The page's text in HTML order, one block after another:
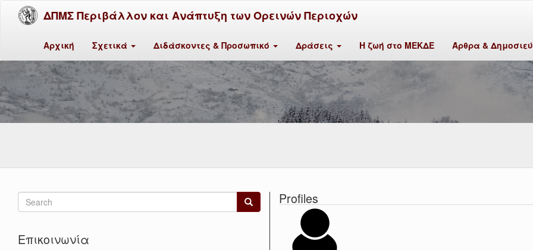
ΔΠΜΣ Περιβάλλον και Ανάπτυξη των Ορεινών Περιοχών
Αρχική Σχετικά Διδάσκοντες & Προσωπικό Δράσεις Η ζωή στο ΜΕΚΔΕ Άρθρα &
Profiles
Search
form
Επικοινωνία